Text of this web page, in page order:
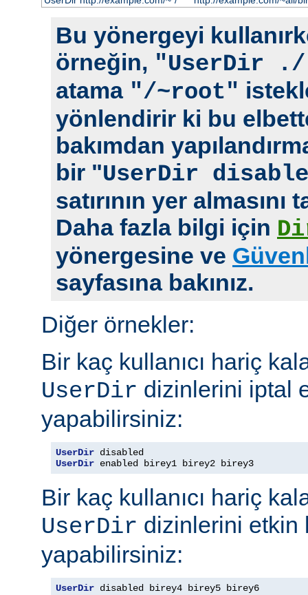
Bu yönergeyi
örneğin, "UserDir
atama "/~root"
yönlendirir ki bu
bakımdan
bir "UserDir
satırının yer
Daha fazla bilgi için
yönergesine ve
sayfasına bakınız.
Diğer örnekler:
Bir kaç kullanıcı hariç
UserDir dizinlerini iptal
yapabilirsiniz:
UserDir
UserDir enabled birey1 birey2 birey3
Bir kaç kullanıcı hariç
UserDir dizinlerini etkin
yapabilirsiniz:
UserDir disabled birey4 birey5 birey6